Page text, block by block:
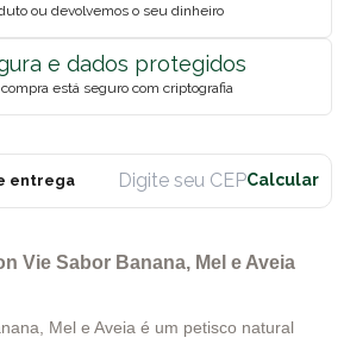
ou devolvemos o seu dinheiro
e dados protegidos
está seguro com criptografia
entrega
Vie Sabor Banana, Mel e Aveia
Mel e Aveia é um petisco natural